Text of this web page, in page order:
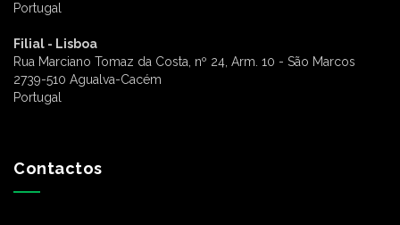
Portugal
Filial - Lisboa
Rua Marciano Tomaz da Costa, nº 24, Arm. 10 - São Marcos
2739-510 Agualva-Cacém
Portugal
Contactos